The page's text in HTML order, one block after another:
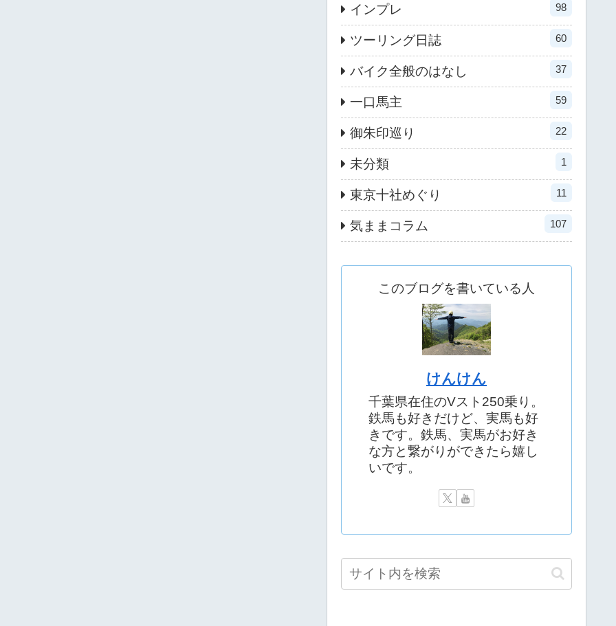
インプレ 98
ツーリング日誌 60
バイク全般のはなし 37
一口馬主 59
御朱印巡り 22
未分類 1
東京十社めぐり 11
気ままコラム 107
このブログを書いている人
けんけん
千葉県在住のVスト250乗り。
鉄馬も好きだけど、実馬も好
きです。鉄馬、実馬がお好き
な方と繋がりができたら嬉し
いです。